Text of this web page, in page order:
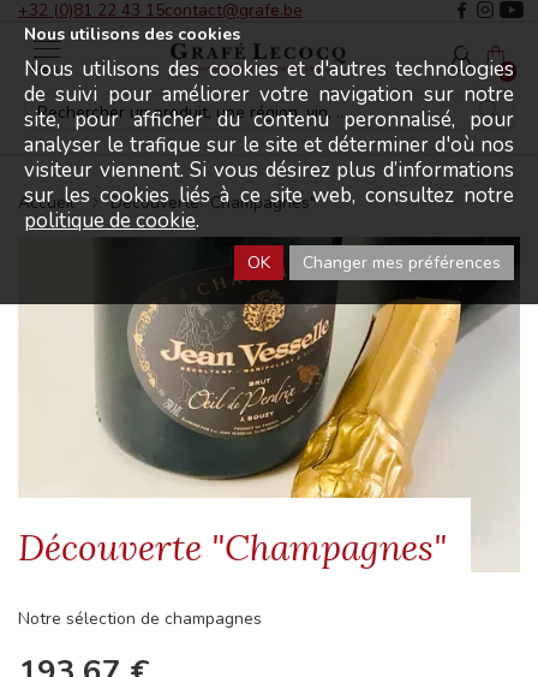
+32 (0)81 22 43 15contact@grafe.be
Menu 0
Accueil Découverte "Champagnes"
Découverte "Champagnes"
Notre sélection de champagnes
Nous utilisons des cookies
Nous utilisons des cookies et d'autres technologies
de suivi pour améliorer votre navigation sur notre
site, pour afficher du contenu peronnalisé, pour
analyser le trafique sur le site et déterminer d'où nos
visiteur viennent. Si vous désirez plus d’informations
sur les cookies liés à ce site web, consultez notre
politique de cookie.
OK Changer mes préférences